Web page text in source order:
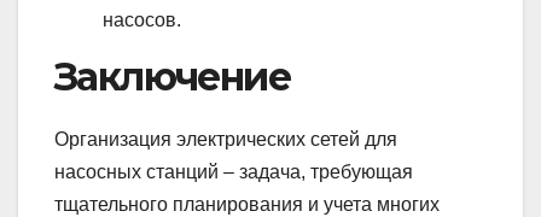
насосов.
Заключение
Организация электрических сетей для
насосных станций – задача, требующая
тщательного планирования и учета многих